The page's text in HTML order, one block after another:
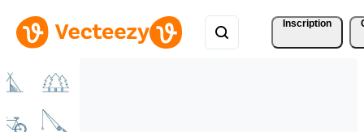
Inscription